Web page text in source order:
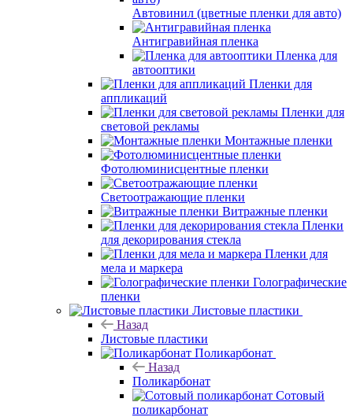
Автовинил (цветные пленки для авто)
Антигравийная пленка
Пленка для
автооптики
Пленки для
аппликаций
Пленки для
световой рекламы
Монтажные пленки
Фотолюминисцентные пленки
Светоотражающие пленки
Витражные пленки
Пленки
для декорирования стекла
Пленки для
мела и маркера
Голографические
пленки
Листовые пластики
Назад
Листовые пластики
Поликарбонат
Назад
Поликарбонат
Сотовый
поликарбонат